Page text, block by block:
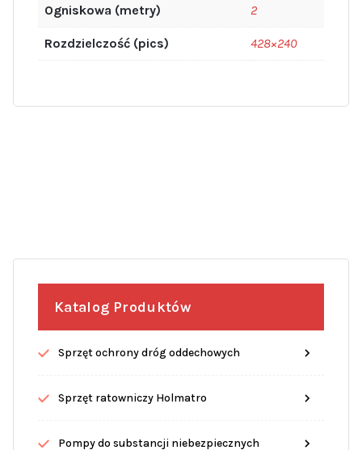
Ogniskowa (metry) 2
Rozdzielczość (pics) 428×240
Katalog Produktów
Sprzęt ochrony dróg oddechowych
Sprzęt ratowniczy Holmatro
Pompy do substancji niebezpiecznych